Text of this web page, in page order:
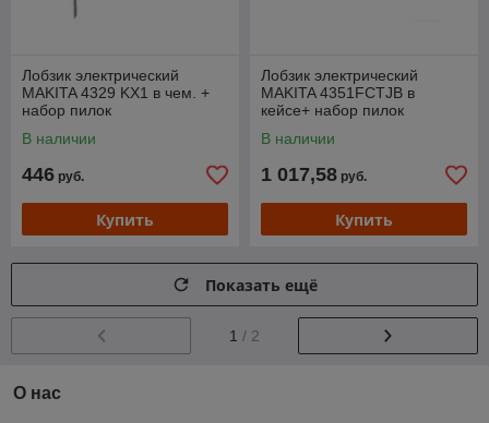
Лобзик электрический
MAKITA 4329 KX1 в чем. +
набор пилок
В наличии
446 руб.
Купить
Лобзик электрический
MAKITA 4351FCTJB в
кейсе+ набор пилок
В наличии
1 017,58 руб.
Купить
Показать ещё
1 / 2
О нас